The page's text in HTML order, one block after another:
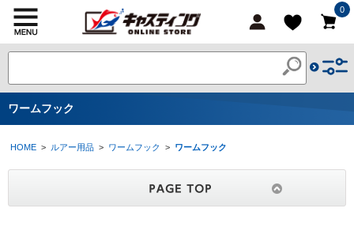
0
ワームフック
HOME > ルアー用品 > ワームフック > ワームフック